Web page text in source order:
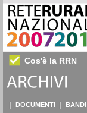
Cos'è la RRN
DOCUMENTI